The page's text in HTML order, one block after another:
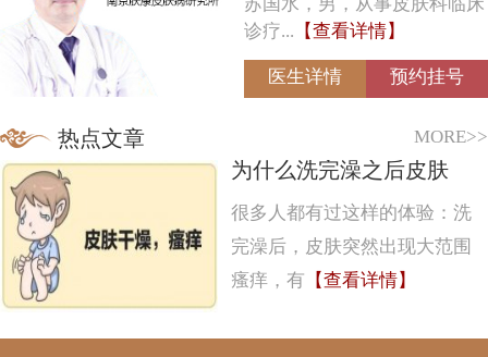
诊疗... 【查看详情】
医生详情 预约挂号
热点文章 MORE>>
为什么洗完澡之后皮肤
很多人都有过这样的体验：洗
完澡后，皮肤突然出现大范围
瘙痒，有 【查看详情】
123456